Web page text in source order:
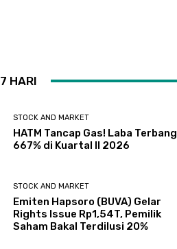
HARI
STOCK AND MARKET
HATM Tancap Gas! Laba Terbang
667% di Kuartal II 2026
STOCK AND MARKET
Emiten Hapsoro (BUVA) Gelar
Rights Issue Rp1,54T, Pemilik
Saham Bakal Terdilusi 20%